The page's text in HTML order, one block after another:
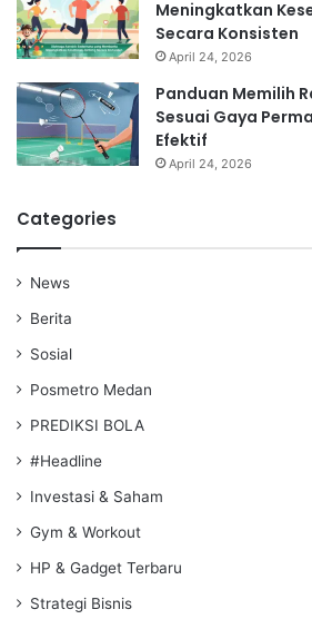
Meningkatkan
Secara Konsisten
April 24, 2026
Panduan Memilih
Sesuai Gaya
Efektif
April 24, 2026
Categories
News
Berita
Sosial
Posmetro Medan
PREDIKSI BOLA
#Headline
Investasi & Saham
Gym & Workout
HP & Gadget Terbaru
Strategi Bisnis